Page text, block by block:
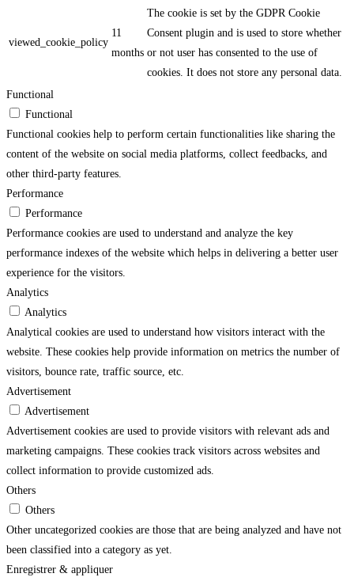
viewed_cookie_policy
11
months
The cookie is set by the GDPR Cookie
Consent plugin and is used to store whether
or not user has consented to the use of
cookies. It does not store any personal data.
Functional
Functional
Functional cookies help to perform certain functionalities like sharing the
content of the website on social media platforms, collect feedbacks, and
other third-party features.
Performance
Performance
Performance cookies are used to understand and analyze the key
performance indexes of the website which helps in delivering a better user
experience for the visitors.
Analytics
Analytics
Analytical cookies are used to understand how visitors interact with the
website. These cookies help provide information on metrics the number of
visitors, bounce rate, traffic source, etc.
Advertisement
Advertisement
Advertisement cookies are used to provide visitors with relevant ads and
marketing campaigns. These cookies track visitors across websites and
collect information to provide customized ads.
Others
Others
Other uncategorized cookies are those that are being analyzed and have not
been classified into a category as yet.
Enregistrer & appliquer